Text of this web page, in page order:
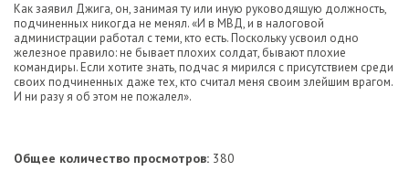
Как заявил Джига, он, занимая ту или иную руководящую должность,
подчиненных никогда не менял. «И в МВД, и в налоговой
администрации работал с теми, кто есть. Поскольку усвоил одно
железное правило: не бывает плохих солдат, бывают плохие
командиры. Если хотите знать, подчас я мирился с присутствием среди
своих подчиненных даже тех, кто считал меня своим злейшим врагом.
И ни разу я об этом не пожалел».
Общее количество просмотров: 380